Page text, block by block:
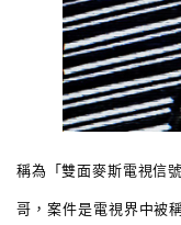
稱為「雙面麥斯電視信
哥，案件是電視界中被